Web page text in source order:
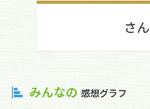
さん
みんなの 感想グラフ